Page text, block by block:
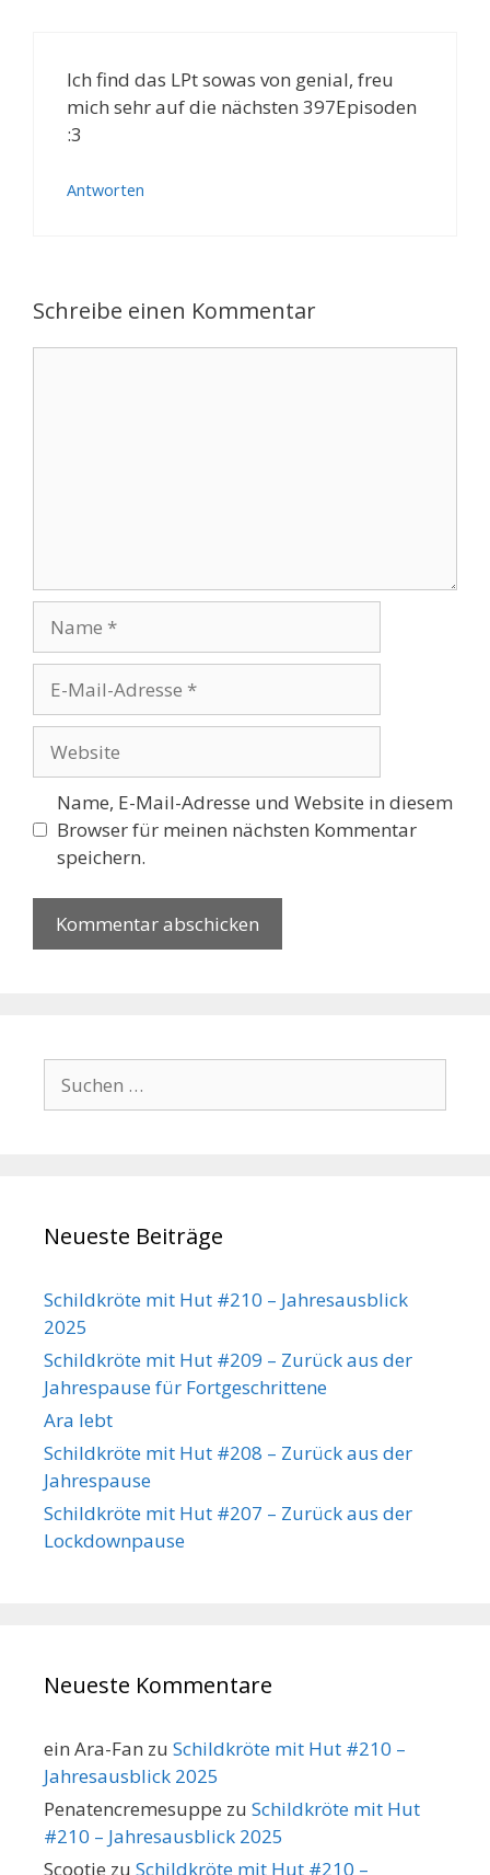
Ich find das LPt sowas von genial, freu
mich sehr auf die nächsten 397Episoden
:3
Antworten
Schreibe einen Kommentar
Mail-
Adresse
Name, E-Mail-Adresse und Website in diesem
Browser für meinen nächsten Kommentar
speichern.
nach:
Neueste Beiträge
Schildkröte mit Hut #210 – Jahresausblick
2025
Schildkröte mit Hut #209 – Zurück aus der
Jahrespause für Fortgeschrittene
Ara lebt
Schildkröte mit Hut #208 – Zurück aus der
Jahrespause
Schildkröte mit Hut #207 – Zurück aus der
Lockdownpause
Neueste Kommentare
ein Ara-Fan zu Schildkröte mit Hut #210 –
Jahresausblick 2025
Penatencremesuppe zu Schildkröte mit Hut
#210 – Jahresausblick 2025
Scootie zu Schildkröte mit Hut #210 –